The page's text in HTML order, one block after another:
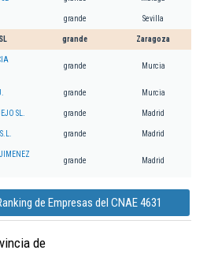
grande Sevilla
grande Zaragoza
grande Murcia
grande Murcia
SL. grande Madrid
grande Madrid
grande Madrid
de Empresas del CNAE 4631
de